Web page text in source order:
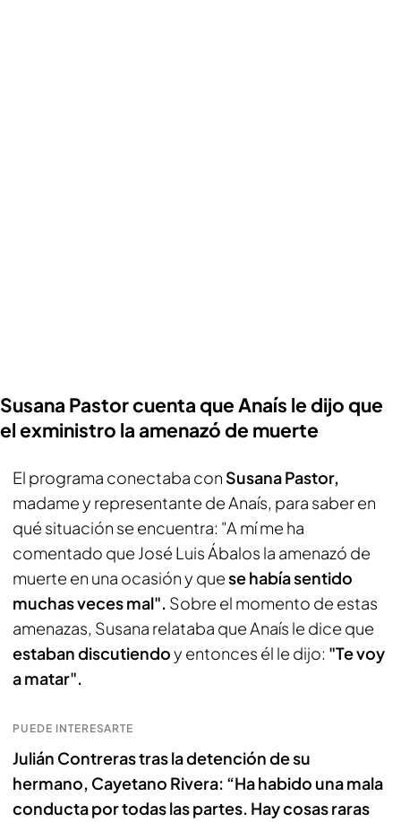
Susana Pastor cuenta que Anaís le dijo que
el exministro la amenazó de muerte
El programa conectaba con Susana Pastor,
madame y representante de Anaís, para saber en
qué situación se encuentra: "A mí me ha
comentado que José Luis Ábalos la amenazó de
muerte en una ocasión y quese había sentido
muchas veces mal". Sobre el momento de estas
amenazas, Susana relataba que Anaís le dice que
estaban discutiendoy entonces él le dijo: "Te voy
a matar".
PUEDE INTERESARTE
Julián Contreras tras la detención de su
hermano, Cayetano Rivera: “Ha habido una mala
conducta por todas las partes. Hay cosas raras